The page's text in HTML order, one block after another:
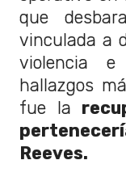
que
vinculada a
violencia
hallazgos
fue la
Reeves.